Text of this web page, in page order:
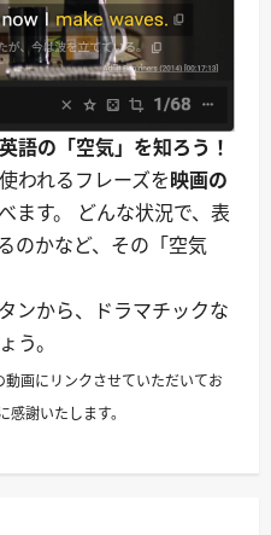
語の「空気」を知ろう！
われるフレーズを映画の
ます。 どんな状況で、表
のかなど、その「空気
ンから、ドラマチックな
う。
動画にリンクさせていただいてお
謝いたします。